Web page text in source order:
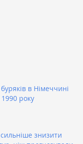
в Німеччині
року
знизити